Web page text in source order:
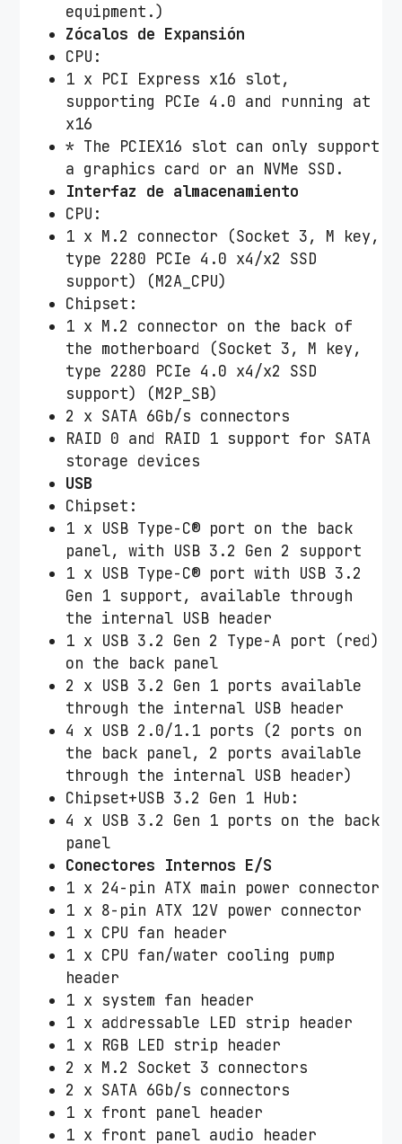
equipment.)
Zócalos de Expansión
CPU:
1 x PCI Express x16 slot,
supporting PCIe 4.0 and running at
x16
* The PCIEX16 slot can only support
a graphics card or an NVMe SSD.
Interfaz de almacenamiento
CPU:
1 x M.2 connector (Socket 3, M key,
type 2280 PCIe 4.0 x4/x2 SSD
support) (M2A_CPU)
Chipset:
1 x M.2 connector on the back of
the motherboard (Socket 3, M key,
type 2280 PCIe 4.0 x4/x2 SSD
support) (M2P_SB)
2 x SATA 6Gb/s connectors
RAID 0 and RAID 1 support for SATA
storage devices
USB
Chipset:
1 x USB Type-C® port on the back
panel, with USB 3.2 Gen 2 support
1 x USB Type-C® port with USB 3.2
Gen 1 support, available through
the internal USB header
1 x USB 3.2 Gen 2 Type-A port (red)
on the back panel
2 x USB 3.2 Gen 1 ports available
through the internal USB header
4 x USB 2.0/1.1 ports (2 ports on
the back panel, 2 ports available
through the internal USB header)
Chipset+USB 3.2 Gen 1 Hub:
4 x USB 3.2 Gen 1 ports on the back
panel
Conectores Internos E/S
1 x 24-pin ATX main power connector
1 x 8-pin ATX 12V power connector
1 x CPU fan header
1 x CPU fan/water cooling pump
header
1 x system fan header
1 x addressable LED strip header
1 x RGB LED strip header
2 x M.2 Socket 3 connectors
2 x SATA 6Gb/s connectors
1 x front panel header
1 x front panel audio header